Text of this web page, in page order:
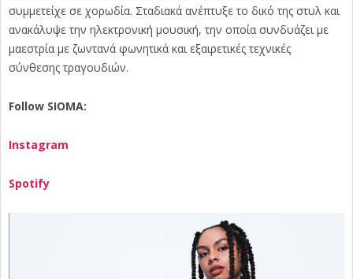
συμμετείχε σε χορωδία. Σταδιακά ανέπτυξε το δικό της στυλ και
ανακάλυψε την ηλεκτρονική μουσική, την οποία συνδυάζει με
μαεστρία με ζωντανά φωνητικά και εξαιρετικές τεχνικές
σύνθεσης τραγουδιών.
Follow SIOMA:
Instagram
Spotify